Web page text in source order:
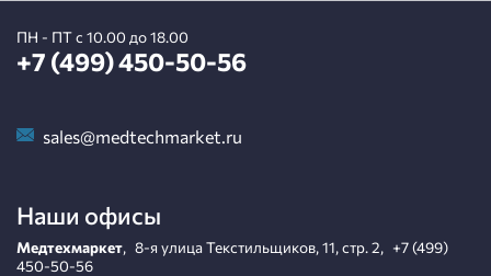
ПН - ПТ с 10.00 до 18.00
+7 (499) 450-50-56
sales@medtechmarket.ru
Наши офисы
Медтехмаркет, 8-я улица Текстильщиков, 11, стр. 2, +7 (499)
450-50-56